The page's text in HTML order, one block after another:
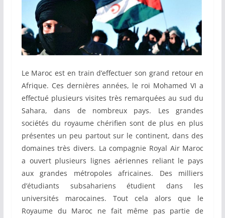
Le Maroc est en train d’effectuer son grand retour en
Afrique. Ces dernières années, le roi Mohamed VI a
effectué plusieurs visites très remarquées au sud du
Sahara, dans de nombreux pays. Les grandes
sociétés du royaume chérifien sont de plus en plus
présentes un peu partout sur le continent, dans des
domaines très divers. La compagnie Royal Air Maroc
a ouvert plusieurs lignes aériennes reliant le pays
aux grandes métropoles africaines. Des milliers
d’étudiants subsahariens étudient dans les
universités marocaines. Tout cela alors que le
Royaume du Maroc ne fait même pas partie de